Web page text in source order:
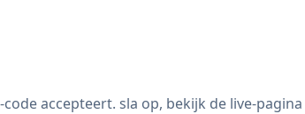
accepteert. sla op, bekijk de live-